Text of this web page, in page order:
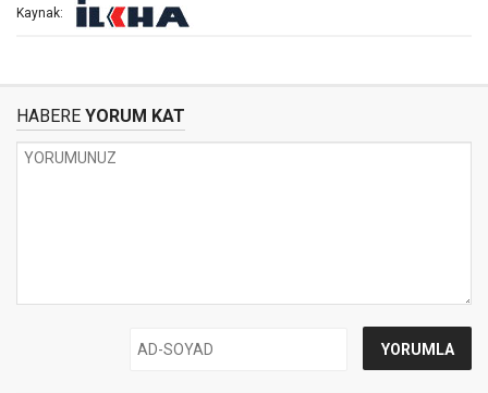
Kaynak:
HABERE YORUM KAT